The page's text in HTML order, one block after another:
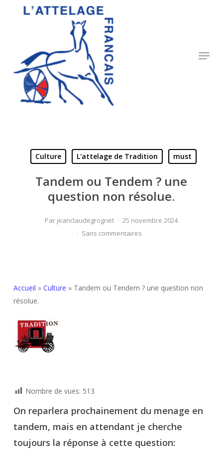
Menu
Culture L'attelage de Tradition must
Tandem ou Tendem ? une
question non résolue.
Par jeanclaudegrognet
25 novembre 2024
Sans commentaires
Accueil » Culture » Tandem ou Tendem ? une question non
résolue.
Nombre de vues: 513
On reparlera prochainement du menage en
tandem, mais en attendant je cherche
toujours la réponse à cette question: